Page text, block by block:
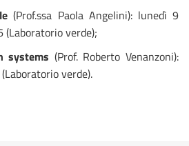
(Prof.ssa Paola Angelini): lunedì 9
verde);
systems (Prof. Roberto Venanzoni):
verde).